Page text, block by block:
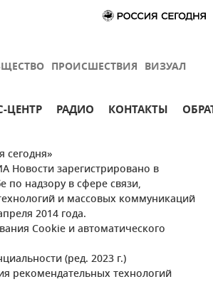
ПРОИСШЕСТВИЯ ВИЗУАЛ
ЦЕНТР РАДИО КОНТАКТЫ
Новости зарегистрировано в
по надзору в сфере связи,
и массовых коммуникаций
2014 года.
Cookie и автоматического
(ред. 2023 г.)
рекомендательных технологий